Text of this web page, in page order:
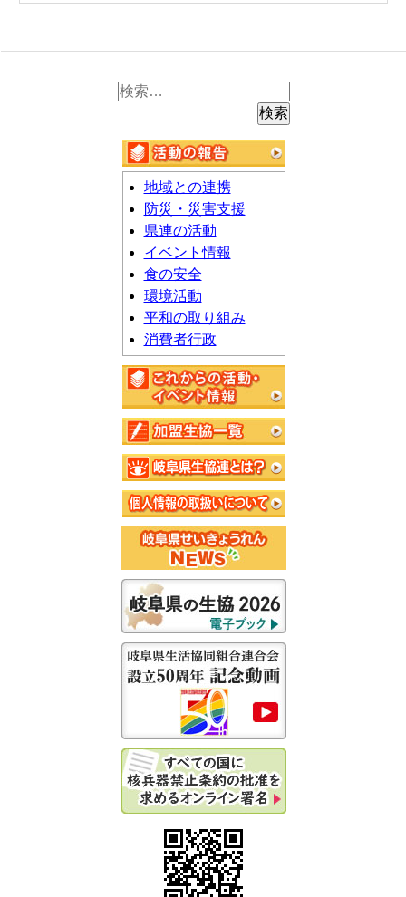
検
地域との連携
防災・災害支援
県連の活動
イベント情報
食の安全
環境活動
平和の取り組み
消費者行政